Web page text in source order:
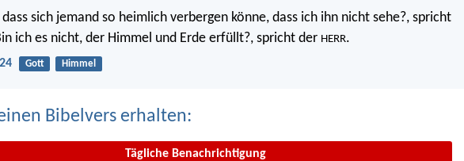
sich jemand so heimlich verbergen könne, dass ich ihn nicht sehe?, spricht
ich es nicht, der Himmel und Erde erfüllt?, spricht der HERR.
Gott Himmel
Bibelvers erhalten:
Tägliche Benachrichtigung